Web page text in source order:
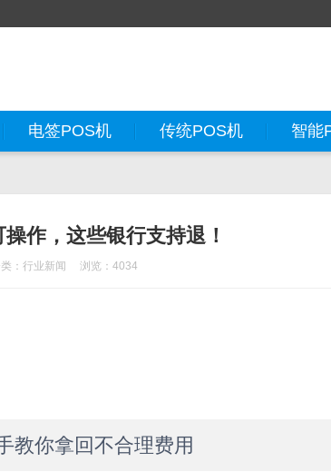
电签POS机 传统POS机 智能
作，这些银行支持退！
： 行业新闻 浏览：4034
你拿回不合理费用